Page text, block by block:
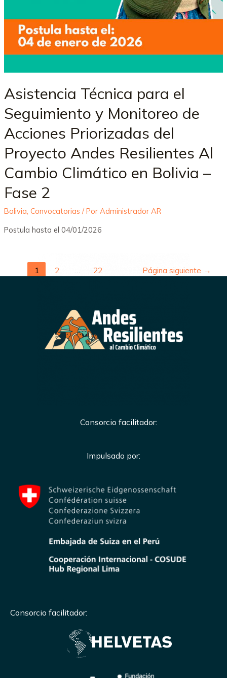
Asistencia Técnica para el
Seguimiento y Monitoreo de
Acciones Priorizadas del
Proyecto Andes Resilientes Al
Cambio Climático en Bolivia –
Fase 2
Bolivia, Convocatorias / Por Administrador AR
Postula hasta el 04/01/2026
1 2 22 Página siguiente →
Consorcio facilitador:
Impulsado por:
Consorcio facilitador: